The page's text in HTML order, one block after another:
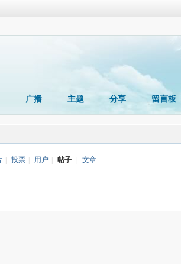
广播 主题 分享 留言板
投票 用户 帖子 文章